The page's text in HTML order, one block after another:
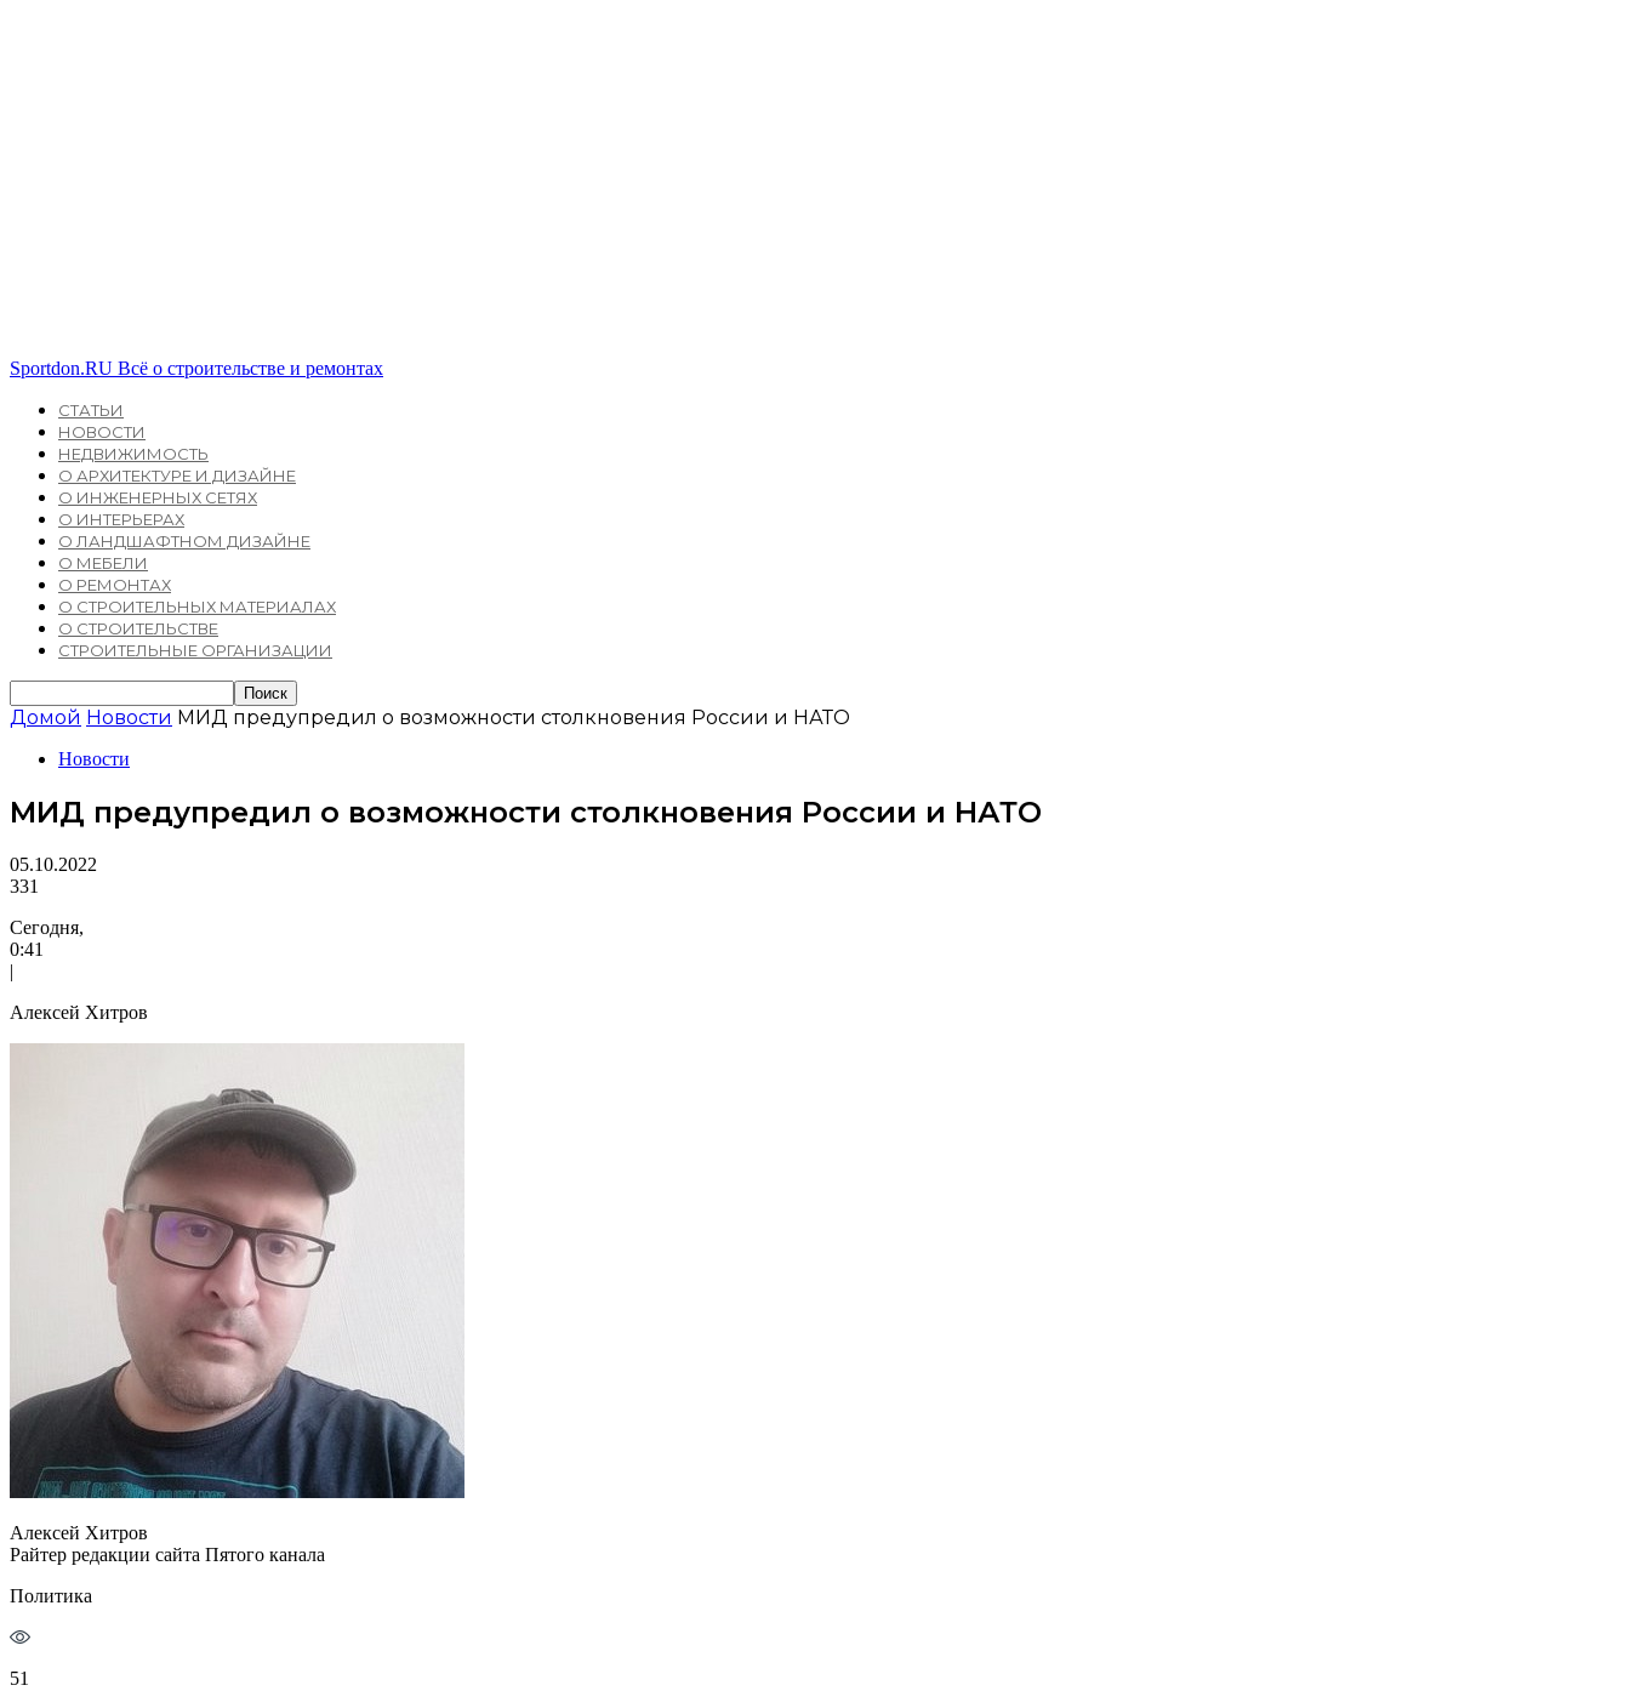
Sportdon.RU Всё о строительстве и ремонтах
СТАТЬИ
НОВОСТИ
НЕДВИЖИМОСТЬ
О АРХИТЕКТУРЕ И ДИЗАЙНЕ
О ИНЖЕНЕРНЫХ СЕТЯХ
О ИНТЕРЬЕРАХ
О ЛАНДШАФТНОМ ДИЗАЙНЕ
О МЕБЕЛИ
О РЕМОНТАХ
О СТРОИТЕЛЬНЫХ МАТЕРИАЛАХ
О СТРОИТЕЛЬСТВЕ
СТРОИТЕЛЬНЫЕ ОРГАНИЗАЦИИ
Домой Новости МИД предупредил о возможности столкновения России и НАТО
Новости
МИД предупредил о возможности столкновения России и НАТО
05.10.2022
331
Сегодня,
0:41
|
Алексей Хитров
Алексей Хитров
Райтер редакции сайта Пятого канала
Политика
51